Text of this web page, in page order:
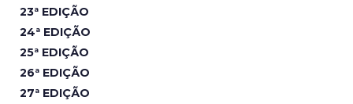
23ª EDIÇÃO
24ª EDIÇÃO
25ª EDIÇÃO
26ª EDIÇÃO
27ª EDIÇÃO